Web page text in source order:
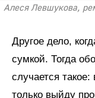
Алеся Левшукова,
Другое дело,
сумкой. Тогда
случается
только выйду